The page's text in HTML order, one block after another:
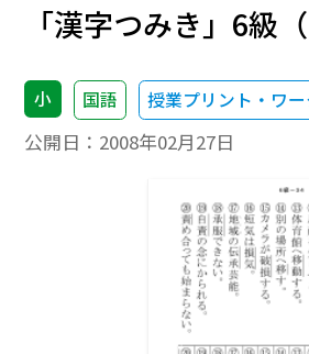
「漢字つみき」6級（
小 国語 授業プリント・ワ
公開日： 2008年02月27日